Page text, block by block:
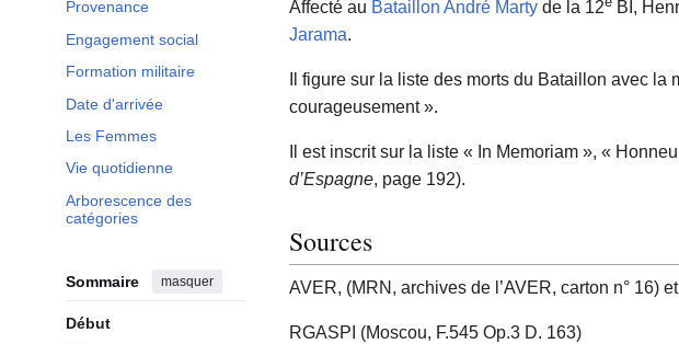
Provenance
Engagement social
Formation militaire
Date d'arrivée
Les Femmes
Vie quotidienne
Arborescence des
catégories
Sommaire masquer
Début
Affecté au Bataillon André Marty de la 12 BI,
Jarama.
Il figure sur la liste des morts du Bataillon avec
courageusement ».
Il est inscrit sur la liste « In Memoriam », «
d’Espagne, page 192).
Sources
AVER, (MRN, archives de l’AVER, carton n° 16)
RGASPI (Moscou, F.545 Op.3 D. 163)